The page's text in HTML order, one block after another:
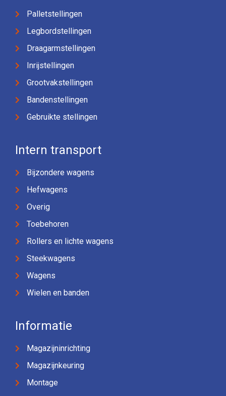
Palletstellingen
Legbordstellingen
Draagarmstellingen
Inrijstellingen
Grootvakstellingen
Bandenstellingen
Gebruikte stellingen
Intern transport
Bijzondere wagens
Hefwagens
Overig
Toebehoren
Rollers en lichte wagens
Steekwagens
Wagens
Wielen en banden
Informatie
Magazijninrichting
Magazijnkeuring
Montage